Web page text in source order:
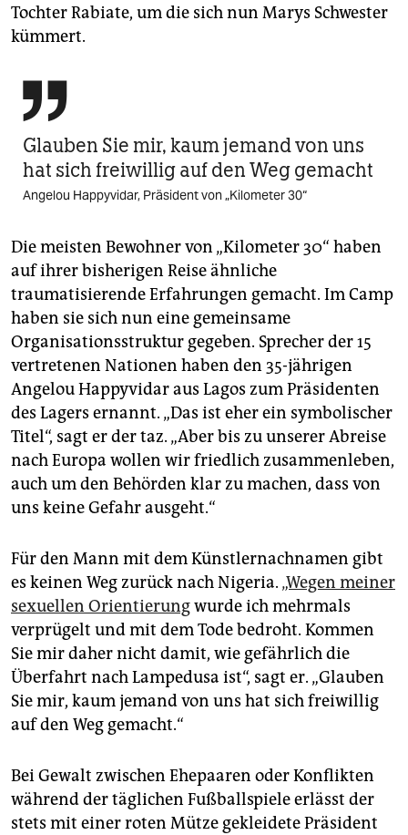
Tochter Rabiate, um die sich nun Marys Schwester
kümmert.

Glauben Sie mir, kaum jemand von uns
hat sich freiwillig auf den Weg gemacht
Angelou Happyvidar, Präsident von „Kilometer 30“
Die meisten Bewohner von „Kilometer 30“ haben
auf ihrer bisherigen Reise ähnliche
traumatisierende Erfahrungen gemacht. Im Camp
haben sie sich nun eine gemeinsame
Organisationsstruktur gegeben. Sprecher der 15
vertretenen Nationen haben den 35-jährigen
Angelou Happyvidar aus Lagos zum Präsidenten
des Lagers ernannt. „Das ist eher ein symbolischer
Titel“, sagt er der taz. „Aber bis zu unserer Abreise
nach Europa wollen wir friedlich zusammenleben,
auch um den Behörden klar zu machen, dass von
uns keine Gefahr ausgeht.“
Für den Mann mit dem Künstlernachnamen gibt
es keinen Weg zurück nach Nigeria. „Wegen meiner
sexuellen Orientierungwurde ich mehrmals
verprügelt und mit dem Tode bedroht. Kommen
Sie mir daher nicht damit, wie gefährlich die
Überfahrt nach Lampedusa ist“, sagt er. „Glauben
Sie mir, kaum jemand von uns hat sich freiwillig
auf den Weg gemacht.“
Bei Gewalt zwischen Ehepaaren oder Konflikten
während der täglichen Fußballspiele erlässt der
stets mit einer roten Mütze gekleidete Präsident